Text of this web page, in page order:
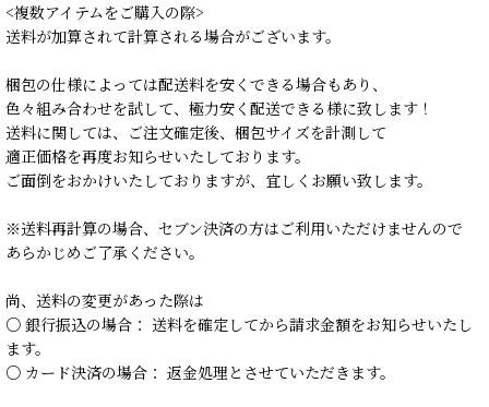
<複数アイテムをご購入の際>
送料が加算されて計算される場合がございます。
梱包の仕様によっては配送料を安くできる場合もあり、
色々組み合わせを試して、極力安く配送できる様に致します！
送料に関しては、ご注文確定後、梱包サイズを計測して
適正価格を再度お知らせいたしております。
ご面倒をおかけいたしておりますが、宜しくお願い致します。
※送料再計算の場合、セブン決済の方はご利用いただけませんので
あらかじめご了承ください。
尚、送料の変更があった際は
○ 銀行振込の場合： 送料を確定してから請求金額をお知らせいたし
ます。
○ カード決済の場合： 返金処理とさせていただきます。